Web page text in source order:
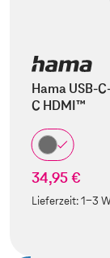
Hama USB-
C HDMI™
34,95 €
Lieferzeit:1-3